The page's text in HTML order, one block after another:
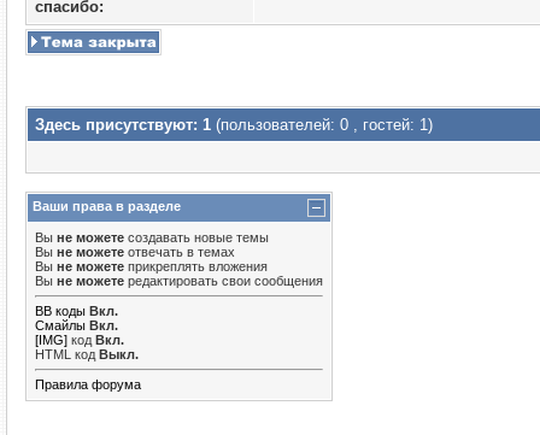
cпасибо:
Здесь присутствуют: 1 (пользователей: 0 , гостей: 1)
Ваши права в разделе
Вы не можете создавать новые темы
Вы не можете отвечать в темах
Вы не можете прикреплять вложения
Вы не можете редактировать свои сообщения
BB коды Вкл.
Смайлы Вкл.
[IMG] код Вкл.
HTML код Выкл.
Правила форума